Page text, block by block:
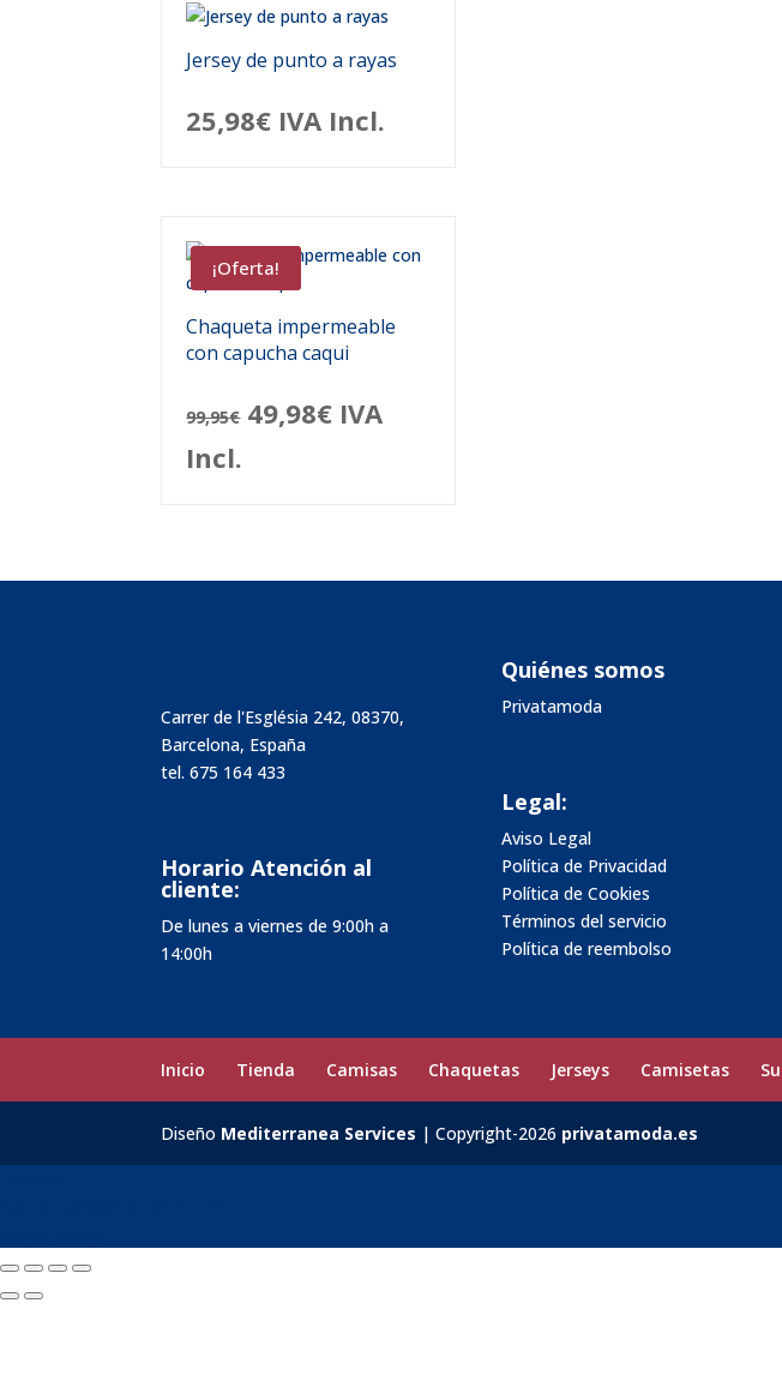
Jersey de punto a rayas
25,98€ IVA Incl.
¡Oferta!
Chaqueta impermeable
con capucha caqui
99,95€ El
99,95€.
49,98€El
49,98€.
IVA
Incl.
Carrer de l'Església 242, 08370,
Barcelona, España
tel.675 164 433
Horario Atención al
cliente:
De lunes a viernes de 9:00h a
14:00h
Quiénes somos
Privatamoda
Legal:
Aviso Legal
Política de Privacidad
Política de Cookies
Términos del servicio
Política de reembolso
Inicio Tienda Camisas Chaquetas Jerseys Camisetas
Diseño Mediterranea Services | Copyright-2026 privatamoda.es